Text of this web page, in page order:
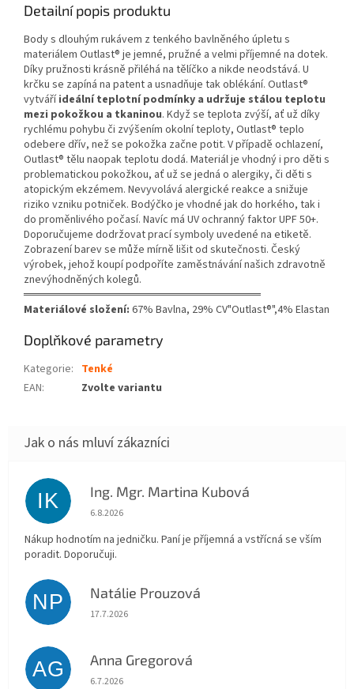
Detailní popis produktu
Body s dlouhým rukávem z tenkého bavlněného úpletu s
materiálem Outlast® je jemné, pružné a velmi příjemné na dotek.
Díky pružnosti krásně přiléhá na tělíčko a nikde neodstává. U
krčku se zapíná na patent a usnadňuje tak oblékání. Outlast®
vytváříideální teplotní podmínky a udržuje stálou teplotu
mezi pokožkou a tkaninou. Když se teplota zvýší, ať už díky
rychlému pohybu či zvýšením okolní teploty, Outlast® teplo
odebere dřív, než se pokožka začne potit. V případě ochlazení,
Outlast® tělu naopak teplotu dodá. Materiál je vhodný i pro děti s
problematickou pokožkou, ať už se jedná o alergiky, či děti s
atopickým ekzémem. Nevyvolává alergické reakce a snižuje
riziko vzniku potniček. Bodýčko je vhodné jak do horkého, tak i
do proměnlivého počasí. Navíc má UV ochranný faktor UPF 50+.
Doporučujeme dodržovat prací symboly uvedené na etiketě.
Zobrazení barev se může mírně lišit od skutečnosti. Český
výrobek, jehož koupí podpoříte zaměstnávání našich zdravotně
znevýhodněných kolegů.
══════════════════════════════
Materiálové složení: 67% Bavlna, 29% CV"Outlast®",4% Elastan
Doplňkové parametry
Kategorie: Tenké
EAN: Zvolte variantu
IK Ing. Mgr. Martina Kubová
Hodnocení obchodu je 5 z 5 hvězdiček.
6.8.2026
Nákup hodnotím na jedničku. Paní je příjemná a vstřícná se vším
poradit. Doporučuji.
NP Natálie Prouzová
Hodnocení obchodu je 5 z 5 hvězdiček.
17.7.2026
AG Anna Gregorová
Hodnocení obchodu je 5 z 5 hvězdiček.
6.7.2026